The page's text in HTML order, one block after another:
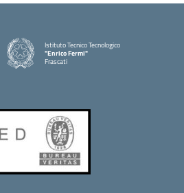
Istituto Tecnico Tecnologico
"Enrico Fermi"
Frascati